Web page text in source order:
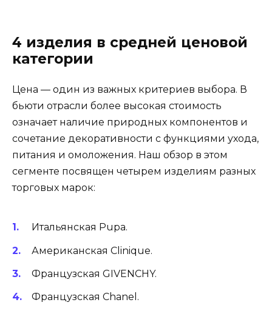
4 изделия в средней ценовой
категории
Цена — один из важных критериев выбора. В
бьюти отрасли более высокая стоимость
означает наличие природных компонентов и
сочетание декоративности с функциями ухода,
питания и омоложения. Наш обзор в этом
сегменте посвящен четырем изделиям разных
торговых марок:
Итальянская Pupa.
Американская Clinique.
Французская GIVENCHY.
Французская Chanel.